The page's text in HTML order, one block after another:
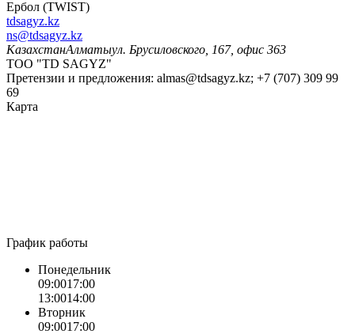
Ербол (TWIST)
tdsagyz.kz
ns@tdsagyz.kz
КазахстанАлматыул. Брусиловского, 167, офис 363
ТОО "TD SAGYZ"
Претензии и предложения: almas@tdsagyz.kz; +7 (707) 309 99
69
Карта
График работы
Понедельник
09:0017:00
13:0014:00
Вторник
09:0017:00